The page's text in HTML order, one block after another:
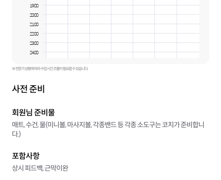
19:00
20:00
21:00
22:00
23:00
24:00
※ 전문가 상황에 따라 수업 시간 조율이 필요할 수 있습니다.
사전 준비
회원님 준비물
매트, 수건, 물(미니볼, 마사지볼, 각종밴드 등 각종 소도구는 코치가 준비합니
다.)
포함사항
상시 피드백, 근막이완